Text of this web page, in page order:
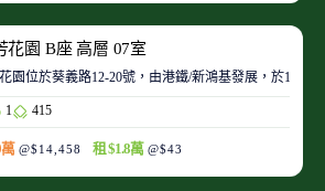
花園 B座 高層 07室
園位於葵義路12-20號，由港鐵/新鴻基發展，於
1 415
@$14,458 租 $1.8萬 @$43